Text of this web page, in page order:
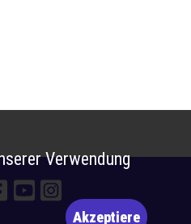
Verwendung
Akzeptiere